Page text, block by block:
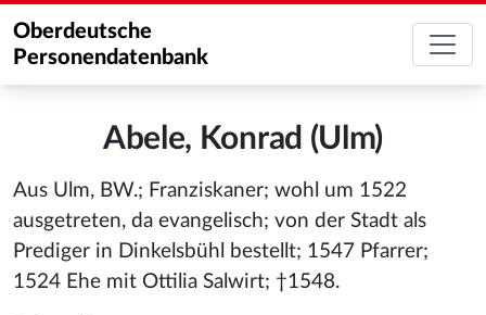
Oberdeutsche
Personendatenbank
Abele, Konrad (Ulm)
Aus Ulm, BW.; Franziskaner; wohl um 1522
ausgetreten, da evangelisch; von der Stadt als
Prediger in Dinkelsbühl bestellt; 1547 Pfarrer;
1524 Ehe mit Ottilia Salwirt; †1548.